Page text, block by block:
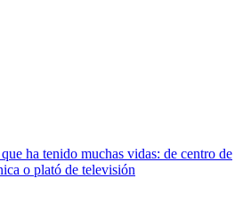
ha tenido muchas vidas: de centro de
o plató de televisión